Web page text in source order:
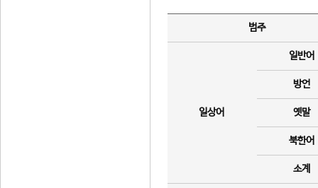
범주
일상어
일반어
방언
옛말
북한어
소계